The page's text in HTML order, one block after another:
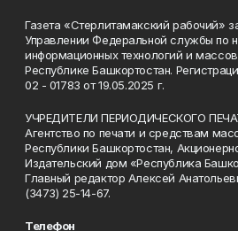
Газета «Стерлитамакский рабочий»
Управлении Федеральной службы по
информационных технологий и
Республике Башкортостан.
02 - 01783 от 19.05.2025 г.
УЧРЕДИТЕЛИ ПЕРИОДИЧЕСКОГО
Агентство по печати и средствам
Республики Башкортостан,
Издательский дом «Республика
Главный редактор Алексей
(3473) 25-14-67.
Телефон